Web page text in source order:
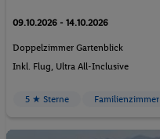
09.10.2026 - 14.10.2026
Doppelzimmer Gartenblick
Inkl. Flug, Ultra All-Inclusive
5 ★ Sterne Familienzimmer